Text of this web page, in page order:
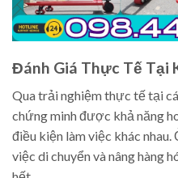
Đánh Giá Thực Tế Tại
Qua trải nghiệm thực tế tại
chứng minh được khả năng
điều kiện làm việc khác nhau.
việc di chuyển và nâng hàng